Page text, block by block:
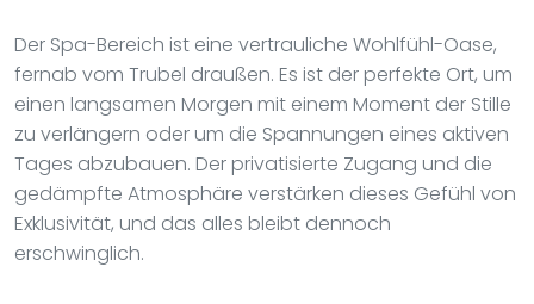
Der Spa-Bereich ist eine vertrauliche Wohlfühl-Oase,
fernab vom Trubel draußen. Es ist der perfekte Ort, um
einen langsamen Morgen mit einem Moment der Stille
zu verlängern oder um die Spannungen eines aktiven
Tages abzubauen. Der privatisierte Zugang und die
gedämpfte Atmosphäre verstärken dieses Gefühl von
Exklusivität, und das alles bleibt dennoch
erschwinglich.